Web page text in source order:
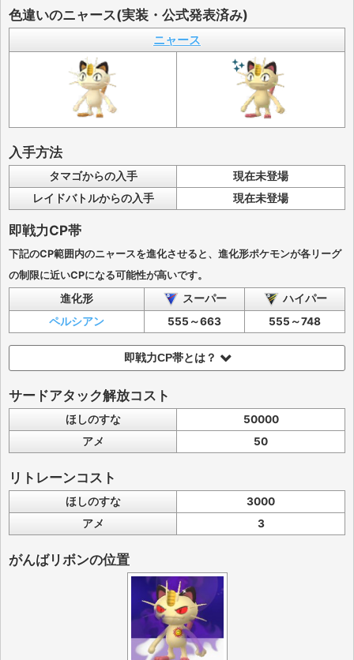
色違いのニャース(実装・公式発表済み)
ニャース
入手方法
タマゴからの入手
現在未登場
レイドバトルからの入手
現在未登場
即戦力CP帯
下記のCP範囲内のニャースを進化させると、進化形ポケモンが各リーグ
の制限に近いCPになる可能性が高いです。
進化形 スーパー
ハイパー
ペルシアン
555～663 555～748
即戦力CP帯とは？
サードアタック解放コスト
ほしのすな
50000
アメ
50
リトレーンコスト
ほしのすな
3000
アメ
3
がんばリボンの位置